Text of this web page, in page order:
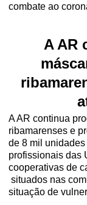
combate ao
A AR
A AR continua
ribamarenses e
de 8 mil
profissionais das
cooperativas de
situados nas
situação de